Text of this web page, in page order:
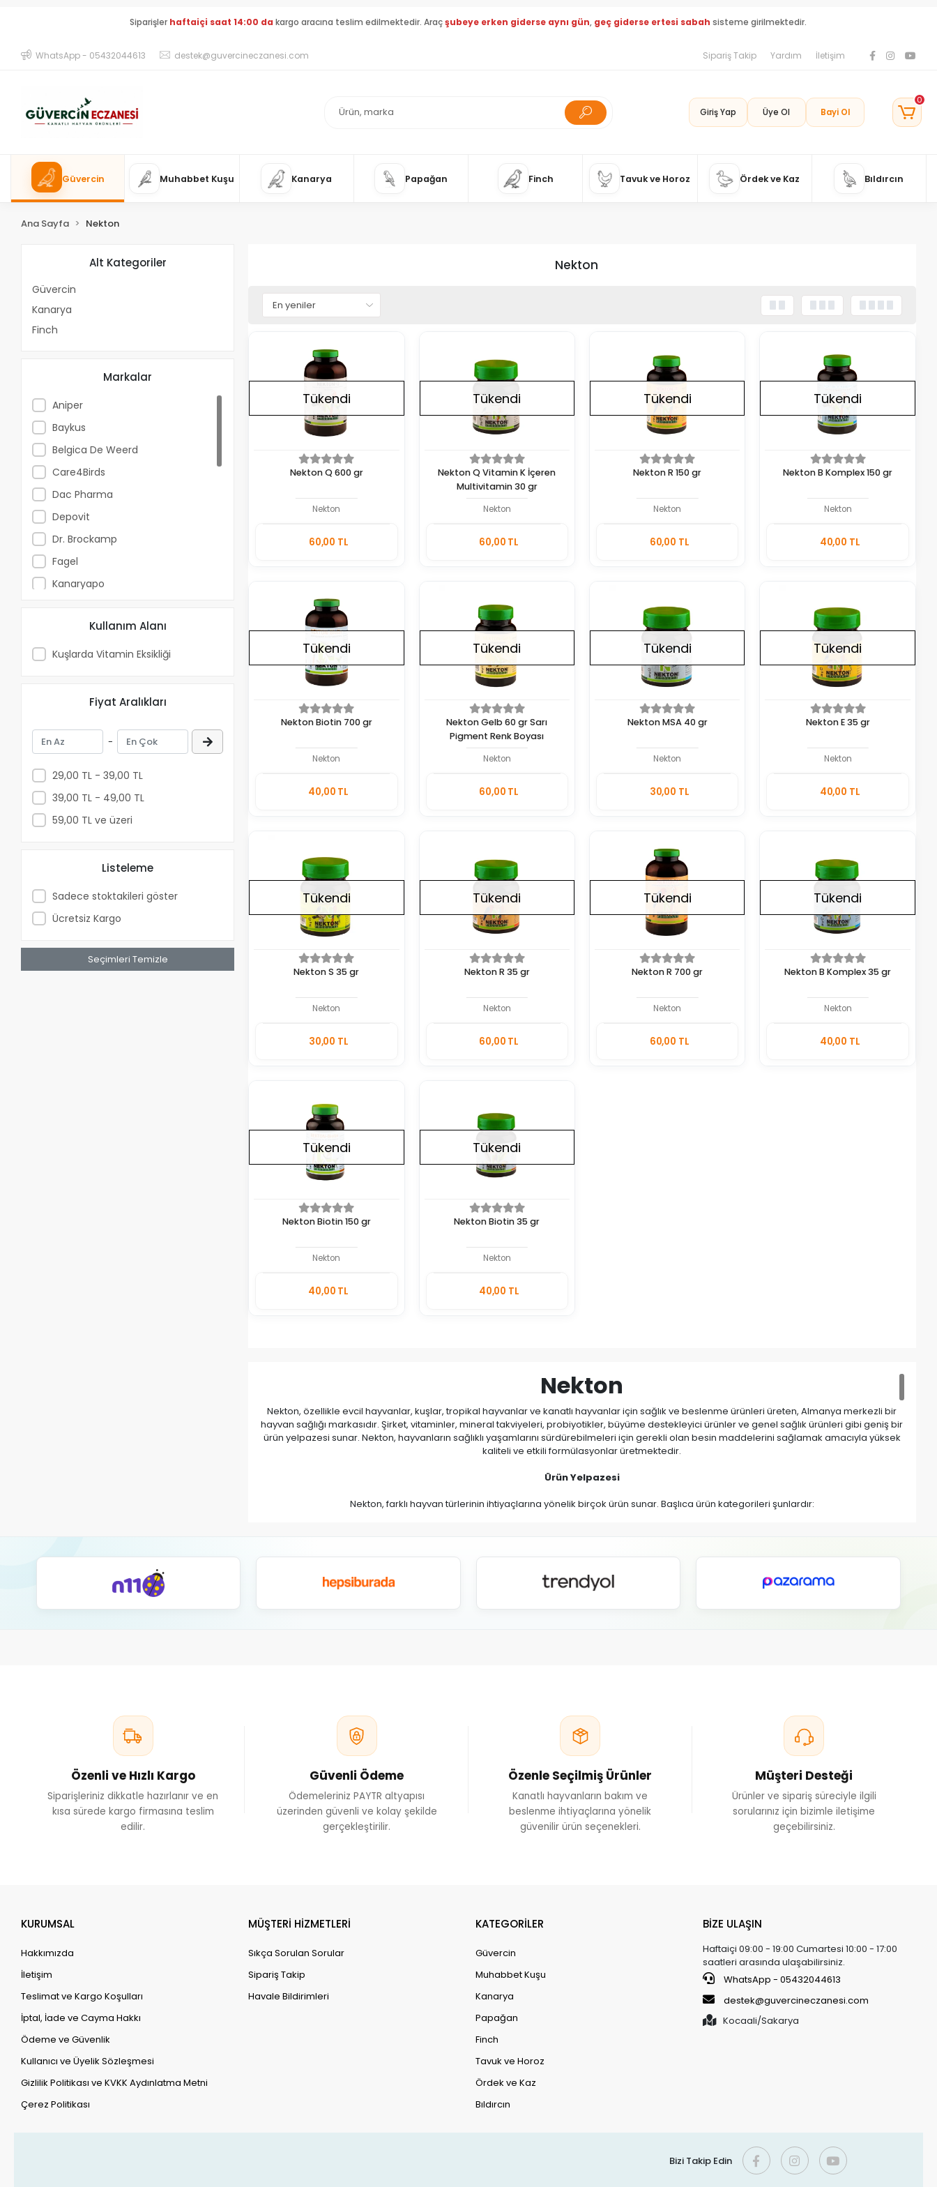
Siparişler haftaiçi saat 14:00 da kargo aracına teslim edilmektedir. Araçşubeye erken giderse aynı gün, geç giderse ertesi sabah sisteme girilmektedir.
WhatsApp - 05432044613 destek@guvercineczanesi.com Sipariş Takip Yardım İletişim
Giriş Yap Üye Ol Bayi Ol
0
Güvercin Muhabbet Kuşu Kanarya Papağan Finch Tavuk ve Horoz Ördek ve Kaz Bıldırcın
Ana Sayfa Nekton
Alt Kategoriler
Güvercin
Kanarya
Finch
Markalar
Aniper
Baykus
Belgica De Weerd
Care4Birds
Dac Pharma
Depovit
Dr. Brockamp
Fagel
Kanaryapo
Meng-vit
MSD
Pantex Holland
Quiko
Rohnfried
Tollisan
Versele Laga
VitaTurka
Kullanım Alanı
Kuşlarda Vitamin Eksikliği
Fiyat Aralıkları
-
29,00 TL - 39,00 TL
39,00 TL - 49,00 TL
59,00 TL ve üzeri
Listeleme
Sadece stoktakileri göster
Ücretsiz Kargo
Seçimleri Temizle
Nekton
Tükendi
Nekton Q 600 gr
Nekton
60,00 TL
Tükendi
Nekton Q Vitamin K İçeren
Multivitamin 30 gr
Nekton
60,00 TL
Tükendi
Nekton R 150 gr
Nekton
60,00 TL
Tükendi
Nekton B Komplex 150 gr
Nekton
40,00 TL
Tükendi
Nekton Biotin 700 gr
Nekton
40,00 TL
Tükendi
Nekton Gelb 60 gr Sarı
Pigment Renk Boyası
Nekton
60,00 TL
Tükendi
Nekton MSA 40 gr
Nekton
30,00 TL
Tükendi
Nekton E 35 gr
Nekton
40,00 TL
Tükendi
Nekton S 35 gr
Nekton
30,00 TL
Tükendi
Nekton R 35 gr
Nekton
60,00 TL
Tükendi
Nekton R 700 gr
Nekton
60,00 TL
Tükendi
Nekton B Komplex 35 gr
Nekton
40,00 TL
Tükendi
Nekton Biotin 150 gr
Nekton
40,00 TL
Tükendi
Nekton Biotin 35 gr
Nekton
40,00 TL
Nekton
Nekton, özellikle evcil hayvanlar, kuşlar, tropikal hayvanlar ve kanatlı hayvanlar için sağlık ve beslenme ürünleri üreten, Almanya merkezli bir
hayvan sağlığı markasıdır. Şirket, vitaminler, mineral takviyeleri, probiyotikler, büyüme destekleyici ürünler ve genel sağlık ürünleri gibi geniş bir
ürün yelpazesi sunar. Nekton, hayvanların sağlıklı yaşamlarını sürdürebilmeleri için gerekli olan besin maddelerini sağlamak amacıyla yüksek
kaliteli ve etkili formülasyonlar üretmektedir.
Ürün Yelpazesi
Nekton, farklı hayvan türlerinin ihtiyaçlarına yönelik birçok ürün sunar. Başlıca ürün kategorileri şunlardır:
güçlendirmelerini ve genel sağlıklarını iyileştirmelerini sağlar.
Nekton, yavru hayvanların büyüme süreçlerini hızlandıran ve sağlıklı gelişimlerini destekleyen ürünler sunar. Bu ürünler, hayvanların doğru
3. Bağışıklık Sistemi Güçlendiriciler
6. Genel Sağlık Ürünleri: Hayvanların genel sağlığını iyileştirmek ve bağışıklık sistemini güçlendirmek için çeşitli antioxidanlar, yağ asitleri ve
protein takviyeleri de mevcuttur.
Kalite ve Güvenlik
Nekton, ürünlerinin yüksek kalitede olmasına büyük önem verir. Şirketin ürünleri, doğal ve güvenli içeriklerle formüle edilir, ve hayvanların
sağlığını en üst düzeyde destekler. Ayrıca, ürünler gıda güvenliği ve kalite standartlarına uygun olarak üretilir. Bunun yanı sıra, Nekton’un tüm
ürünleri, GMP (İyi Üretim Uygulamaları) ve diğer uluslararası kalite sertifikalarına uygun olarak üretilir ve sıkı kalite kontrol süreçlerinden geçer.
Pazar ve Dağıtım
Sürdürülebilirlik ve Doğal Ürünler
çözümleri sunarak, hayvanların sağlığını iyileştirmeyi ve çevresel etkileri azaltmayı amaçlar.
Nekton, evcil hayvanların sağlık ve bakım ihtiyaçlarına yönelik geniş bir ürün yelpazesi sunan, Almanya merkezli güvenilir bir markadır. Şirketin
yüksek kaliteli ve etkili sağlık takviyeleri, kuşlar, akvaryum balıkları, teraryum hayvanları ve diğer evcil hayvan sahiplerinin tercihi olmuştur.
Nekton, ürünlerinde sağlıklı, doğal içerikler kullanarak, hayvanların daha sağlıklı ve uzun ömürlü bir yaşam sürmelerine katkıda
Özenli ve Hızlı Kargo
Siparişleriniz dikkatle hazırlanır ve en
kısa sürede kargo firmasına teslim
edilir.
Güvenli Ödeme
Ödemeleriniz PAYTR altyapısı
üzerinden güvenli ve kolay şekilde
gerçekleştirilir.
Özenle Seçilmiş Ürünler
Kanatlı hayvanların bakım ve
beslenme ihtiyaçlarına yönelik
güvenilir ürün seçenekleri.
Müşteri Desteği
Ürünler ve sipariş süreciyle ilgili
sorularınız için bizimle iletişime
geçebilirsiniz.
KURUMSAL
Hakkımızda
İletişim
Teslimat ve Kargo Koşulları
İptal, İade ve Cayma Hakkı
Ödeme ve Güvenlik
Kullanıcı ve Üyelik Sözleşmesi
Gizlilik Politikası ve KVKK Aydınlatma Metni
Çerez Politikası
MÜŞTERİ HİZMETLERİ
Sıkça Sorulan Sorular
Sipariş Takip
Havale Bildirimleri
KATEGORİLER
Güvercin
Muhabbet Kuşu
Kanarya
Papağan
Finch
Tavuk ve Horoz
Ördek ve Kaz
Bıldırcın
BİZE ULAŞIN
Haftaiçi 09:00 - 19:00 Cumartesi 10:00 - 17:00
saatleri arasında ulaşabilirsiniz.
WhatsApp - 05432044613
destek@guvercineczanesi.com
Kocaali/Sakarya
Bizi Takip Edin